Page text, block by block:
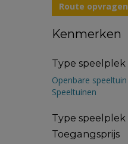
Route opvragen
Kenmerken
Type speelplek
Openbare speeltuin
Speeltuinen
Type speelplek
Toegangsprijs